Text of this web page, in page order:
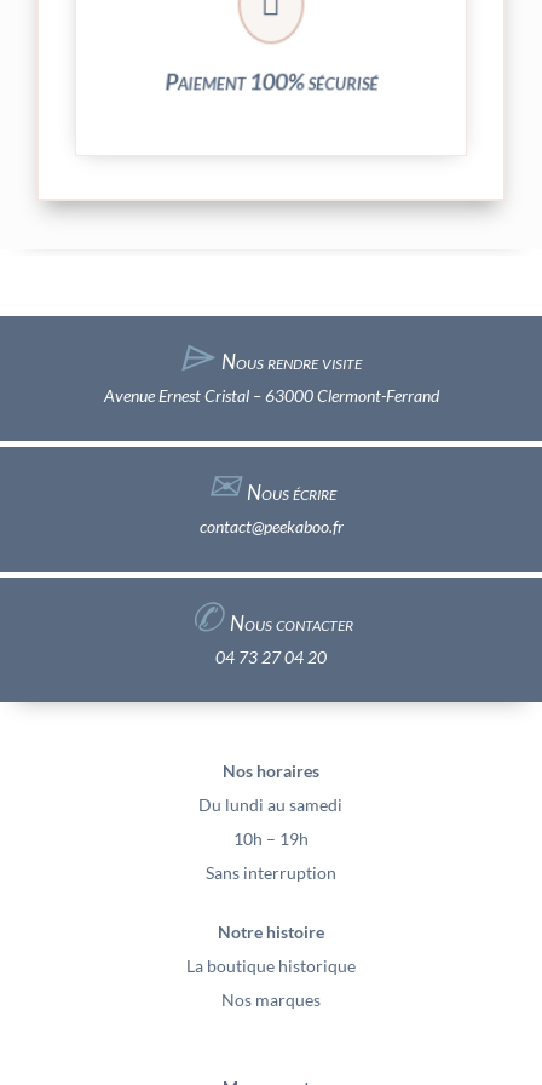
Paiement 100% sécurisé
Vos transactions par carte bancaire sont
entièrement sécurisées grâce au système
⌲ Nous rendre visite
Avenue Ernest Cristal – 63000 Clermont-Ferrand
✉︎Nous écrire
contact@peekaboo.fr
✆ Nous contacter
04 73 27 04 20
Nos horaires
Du lundi au samedi
10h – 19h
Sans interruption
Notre histoire
La boutique historique
Nos marques